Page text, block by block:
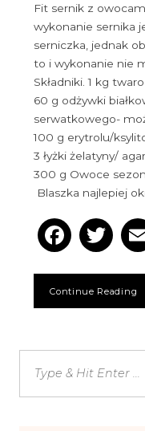
Fit sernik z
wykonanie sernika
serniczka, jednak
to i wykonanie nie
Składniki. 1 kg
60 g odżywki
serwatkowego-
100 g erytrolu/
3 łyżki żelatyny/
300 g Owoce
Blaszka najlepiej
Continue Reading